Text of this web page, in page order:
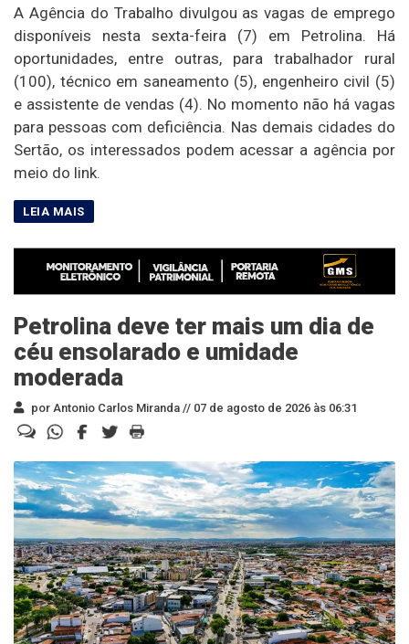
A Agência do Trabalho divulgou as vagas de emprego
disponíveis nesta sexta-feira (7) em Petrolina. Há
oportunidades, entre outras, para trabalhador rural
(100), técnico em saneamento (5), engenheiro civil (5)
e assistente de vendas (4). No momento não há vagas
para pessoas com deficiência. Nas demais cidades do
Sertão, os interessados podem acessar a agência por
meio do link.
Petrolina deve ter mais um dia de
céu ensolarado e umidade
moderada
por Antonio Carlos Miranda // 07 de agosto de 2026 às 06:31